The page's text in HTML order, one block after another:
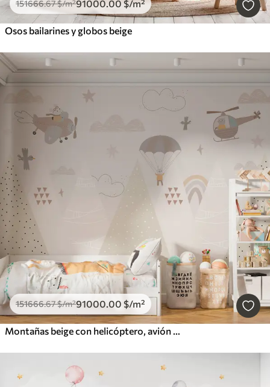
151666.67$/m²91000.00 $/m²
Osos bailarines y globos beige
151666.67$/m²91000.00 $/m²
Montañas beige con helicóptero, avión y animales